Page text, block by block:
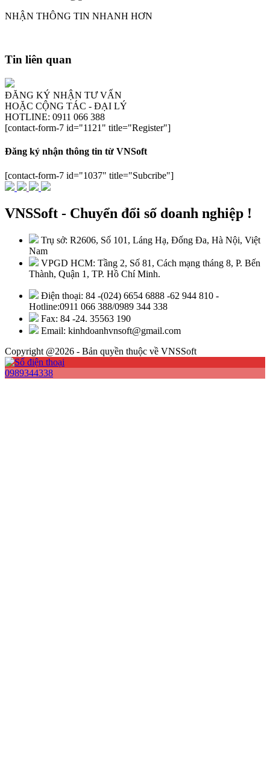
NHẬN THÔNG TIN NHANH HƠN
Tin liên quan
ĐĂNG KÝ NHẬN TƯ VẤN
HOẶC CỘNG TÁC - ĐẠI LÝ
HOTLINE: 0911 066 388
[contact-form-7 id="1121" title="Register"]
Đăng ký nhận thông tin từ VNSoft
[contact-form-7 id="1037" title="Subcribe"]
VNSSoft - Chuyển đổi số doanh nghiệp !
Trụ sở: R2606, Số 101, Láng Hạ, Đống Đa, Hà Nội, Việt
Nam
VPGD HCM: Tầng 2, Số 81, Cách mạng tháng 8, P. Bến
Thành, Quận 1, TP. Hồ Chí Minh.
Điện thoại: 84 -(024) 6654 6888 -62 944 810 -
Hotline:0911 066 388/0989 344 338
Fax: 84 -24. 35563 190
Email: kinhdoanhvnsoft@gmail.com
Copyright @2026 - Bản quyền thuộc về VNSSoft
0989344338